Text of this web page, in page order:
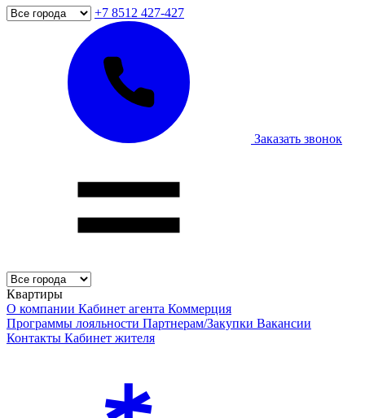
+7 8512 427-427
Заказать звонок
Квартиры
О компании Кабинет агента Коммерция
Программы лояльности Партнерам/Закупки Вакансии
Контакты Кабинет жителя